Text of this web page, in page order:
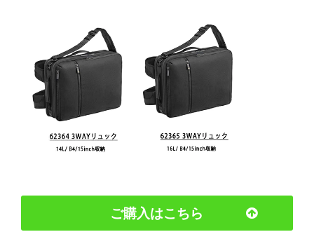
ご購入はこちら